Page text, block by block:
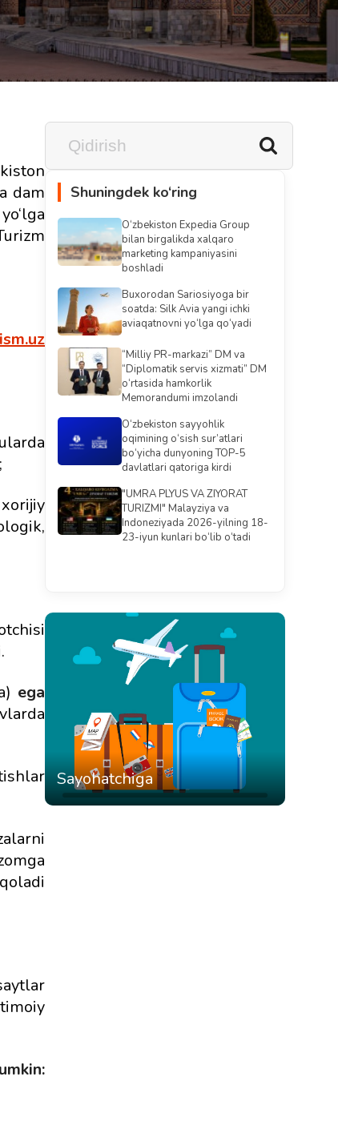
dam
ega
Shuningdek ko‘ring
O‘zbekiston Expedia Group
bilan birgalikda xalqaro
marketing kampaniyasini
boshladi
Buxorodan Sariosiyoga bir
soatda: Silk Avia yangi ichki
aviaqatnovni yo‘lga qo‘yadi
“Milliy PR-markazi” DM va
“Diplomatik servis xizmati” DM
o‘rtasida hamkorlik
Memorandumi imzolandi
O‘zbekiston sayyohlik
oqimining o‘sish sur’atlari
bo‘yicha dunyoning TOP-5
davlatlari qatoriga kirdi
"UMRA PLYUS VA ZIYORAT
TURIZMI" Malayziya va
Indoneziyada 2026-yilning 18-
23-iyun kunlari bo‘lib o‘tadi
Sayohatchiga